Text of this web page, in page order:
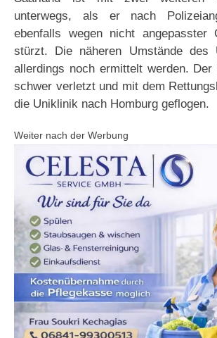
unterwegs, als er nach
ebenfalls wegen nicht angepasster
stürzt. Die näheren Umstände des
allerdings noch ermittelt werden. Der
schwer verletzt und mit dem
die Uniklinik nach Homburg geflogen.
Weiter nach der Werbung